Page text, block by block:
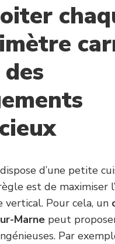
d’une petite
est de maximiser
vertical. Pour cela, un
Marne peut
Par